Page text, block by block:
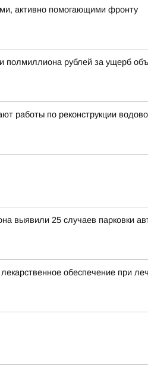
активно помогающими фронту
полмиллиона рублей за ущерб
работы по реконструкции
выявили 25 случаев парковки
обеспечение при